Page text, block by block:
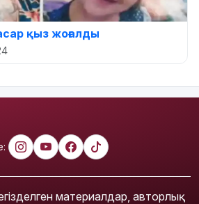
қыз жоғалды
материалдар, авторлық